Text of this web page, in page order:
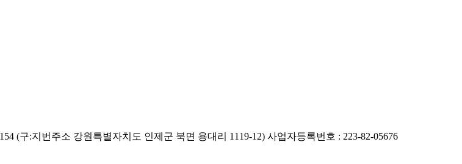
(구:지번주소 강원특별자치도 인제군 북면 용대리 1119-12) 사업자등록번호 : 223-82-05676